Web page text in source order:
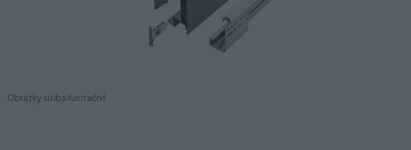
Obrázky sú iba ilustračné